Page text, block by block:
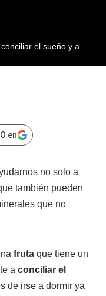
el sueño y a
en
no solo a
también pueden
que no
fruta que tiene un
a conciliar el
de irse a dormir ya